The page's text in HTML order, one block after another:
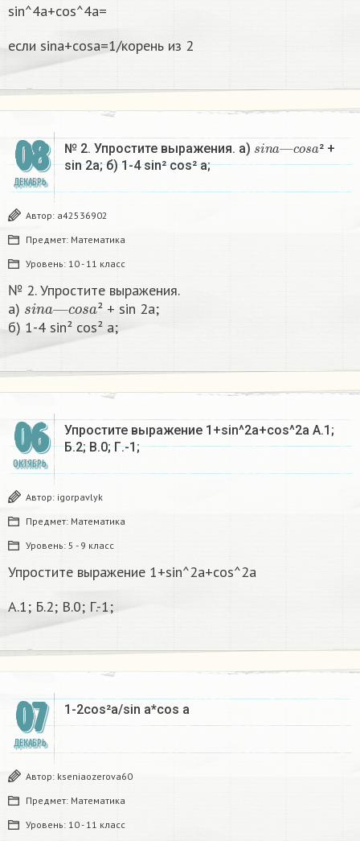
sin^4a+cos^4a=
если sina+cosa=1/корень из 2
08
ДЕКАБРЬ
№ 2. Упростите выражения. a) sin a—
cosa
² +
sin 2a; б) 1-4 sin² cos² a;​
Автор: a42536902
Предмет: Математика
Уровень: 10 - 11 класс
№ 2. Упростите выражения.
a) sina—cosa ² + sin 2a;
б) 1-4 sin² cos² a;​
06
ОКТЯБРЬ
Упростите выражение 1+sin^2a+cos^2a A.1;
Б.2; В.0; Г.-1;
Автор: igorpavlyk
Предмет: Математика
Уровень: 5 - 9 класс
Упростите выражение 1+sin^2a+cos^2a
A.1; Б.2; В.0; Г.-1;
07
ДЕКАБРЬ
1-2cos²a/sin a*cos a
Автор: kseniaozerova60
Предмет: Математика
Уровень: 10 - 11 класс